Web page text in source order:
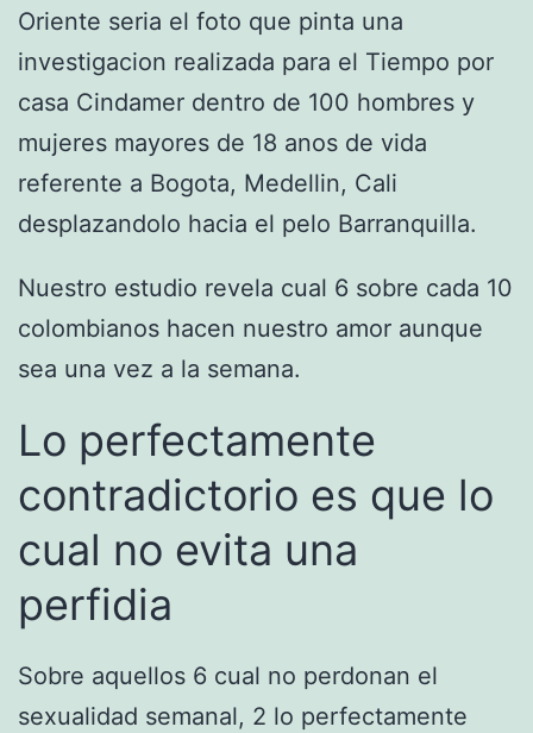
Oriente seri­a el foto que pinta una
investigacion realizada para el Tiempo por
casa Cindamer dentro de 100 hombres y
mujeres mayores de 18 anos de vida
referente a Bogota, Medellin, Cali
desplazandolo hacia el pelo Barranquilla.
Nuestro estudio revela cual 6 sobre cada 10
colombianos hacen nuestro amor aunque
sea una vez a la semana.
Lo perfectamente
contradictorio es que lo
cual no evita una
perfidia
Sobre aquellos 6 cual no perdonan el
sexualidad semanal, 2 lo perfectamente